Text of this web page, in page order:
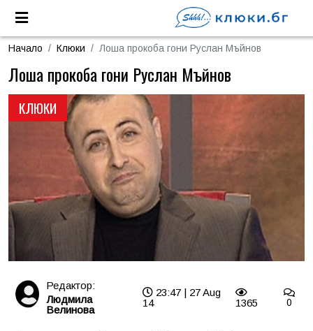
Начало Клюки Лоша прокоба гони Руслан Мъйнов
КЛЮКИ
Лоша прокоба гони Руслан Мъйнов
Редактор:
Людмила
Велинова
23:47 | 27 Aug
14
1365 0